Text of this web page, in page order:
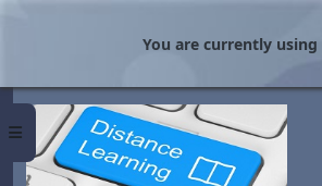
Side panel
You are currently using